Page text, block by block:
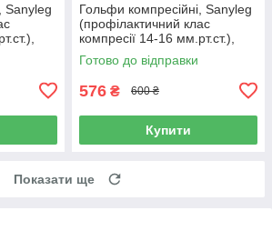
Sanyleg
Гольфи компресійні, Sanyleg
(профілактичний клас
компресії 14-16 мм.рт.ст.),
розмір XL, Італія
Готово до відправки
576 ₴ 600 ₴
Купити
Показати ще